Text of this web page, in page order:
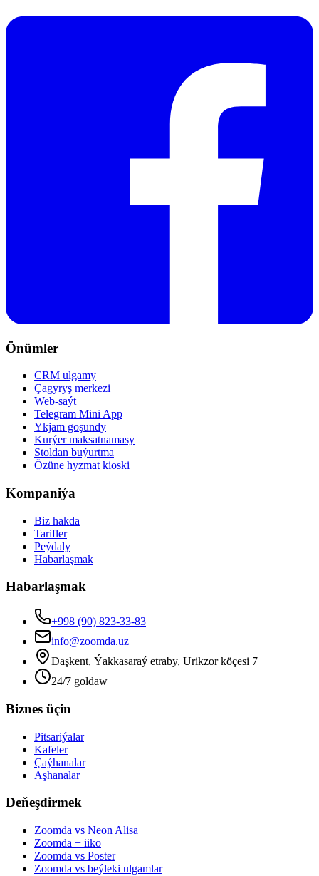
Önümler
CRM ulgamy
Çagyryş merkezi
Web-saýt
Telegram Mini App
Ykjam goşundy
Kurýer maksatnamasy
Stoldan buýurtma
Özüne hyzmat kioski
Kompaniýa
Biz hakda
Tarifler
Peýdaly
Habarlaşmak
Habarlaşmak
+998 (90) 823-33-83
info@zoomda.uz
Daşkent, Ýakkasaraý etraby, Urikzor köçesi 7
24/7 goldaw
Biznes üçin
Pitsariýalar
Kafeler
Çaýhanalar
Aşhanalar
Deňeşdirmek
Zoomda vs Neon Alisa
Zoomda + iiko
Zoomda vs Poster
Zoomda vs beýleki ulgamlar